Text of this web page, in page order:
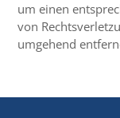
um einen
von
umgehend